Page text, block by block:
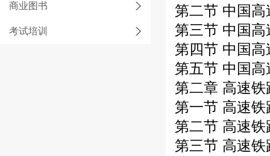
商业图书
考试培训
第二节 中国
第三节 中国
第四节 中国
第五节 中国
第二章 高速
第一节 高速
第二节 高速
第三节 高速